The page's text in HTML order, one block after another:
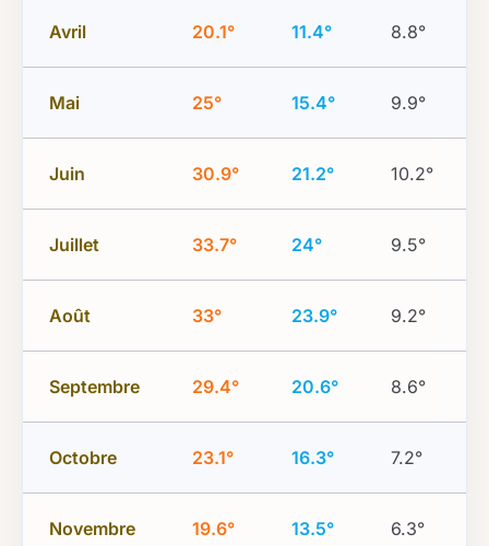
Avril 20.1° 11.4° 8.8°
Mai 25° 15.4° 9.9°
Juin 30.9° 21.2° 10.2°
Juillet 33.7° 24° 9.5°
Août 33° 23.9° 9.2°
Septembre 29.4° 20.6° 8.6°
Octobre 23.1° 16.3° 7.2°
Novembre 19.6° 13.5° 6.3°